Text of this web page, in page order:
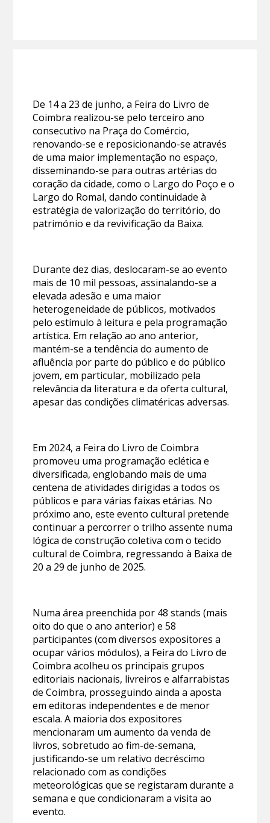
De 14 a 23 de junho, a Feira do Livro de
Coimbra realizou-se pelo terceiro ano
consecutivo na Praça do Comércio,
renovando-se e reposicionando-se através
de uma maior implementação no espaço,
disseminando-se para outras artérias do
coração da cidade, como o Largo do Poço e o
Largo do Romal, dando continuidade à
estratégia de valorização do território, do
património e da revivificação da Baixa.
Durante dez dias, deslocaram-se ao evento
mais de 10 mil pessoas, assinalando-se a
elevada adesão e uma maior
heterogeneidade de públicos, motivados
pelo estímulo à leitura e pela programação
artística. Em relação ao ano anterior,
mantém-se a tendência do aumento de
afluência por parte do público e do público
jovem, em particular, mobilizado pela
relevância da literatura e da oferta cultural,
apesar das condições climatéricas adversas.
Em 2024, a Feira do Livro de Coimbra
promoveu uma programação eclética e
diversificada, englobando mais de uma
centena de atividades dirigidas a todos os
públicos e para várias faixas etárias. No
próximo ano, este evento cultural pretende
continuar a percorrer o trilho assente numa
lógica de construção coletiva com o tecido
cultural de Coimbra, regressando à Baixa de
20 a 29 de junho de 2025.
Numa área preenchida por 48 stands (mais
oito do que o ano anterior) e 58
participantes (com diversos expositores a
ocupar vários módulos), a Feira do Livro de
Coimbra acolheu os principais grupos
editoriais nacionais, livreiros e alfarrabistas
de Coimbra, prosseguindo ainda a aposta
em editoras independentes e de menor
escala. A maioria dos expositores
mencionaram um aumento da venda de
livros, sobretudo ao fim-de-semana,
justificando-se um relativo decréscimo
relacionado com as condições
meteorológicas que se registaram durante a
semana e que condicionaram a visita ao
evento.